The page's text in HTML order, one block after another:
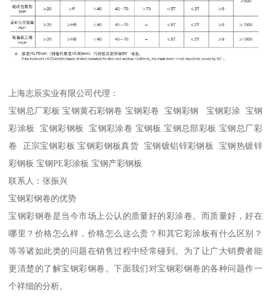
上海志辰实业有限公司代理：
宝钢总厂彩板 宝钢黄石彩钢卷 宝钢彩卷 宝钢彩钢 宝钢彩涂 宝钢
彩涂板 宝钢彩钢板 宝钢彩涂卷 宝钢板 宝钢总部彩板 宝钢总厂彩
卷 正宗宝钢彩板 宝钢彩钢板真货 宝钢镀铝锌彩钢板 宝钢热镀锌
彩钢板 宝钢PE彩涂板 宝钢产彩钢板
联系人：张振兴
宝钢彩钢卷的优势
宝钢彩钢卷是当今市场上公认的质量好的彩涂卷。而质量好，好在
哪里？价格怎么样，价格怎么这么贵？和其它彩涂板有什么区别？
等等诸如此类的问题在销售过程中经常碰到。为了让广大销费者能
更清楚的了解宝钢彩钢卷。下面我们对宝钢彩钢卷的各种问题作一
个祥细的分析。